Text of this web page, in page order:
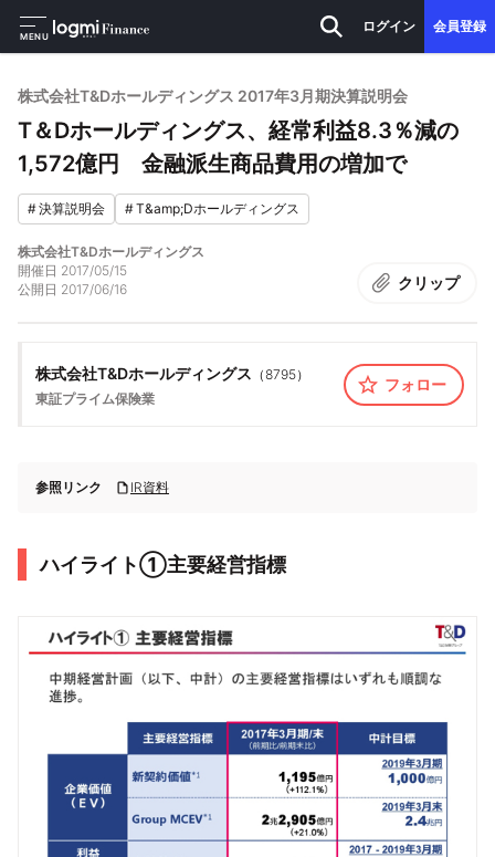
MENU
ログイン 会員登録
株式会社T&Dホールディングス 2017年3月期決算説明会
T＆Dホールディングス、経常利益8.3％減の
1,572億円 金融派生商品費用の増加で
#決算説明会 #T&amp;Dホールディングス
株式会社T&Dホールディングス
開催日 2017/05/15
公開日 2017/06/16 クリップ
株式会社T&Dホールディングス （8795）
東証プライム保険業
フォロー
参照リンク IR資料
ハイライト①主要経営指標